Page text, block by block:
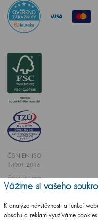
ČSN EN ISO
14001:2016
ČSN EN ISO
9001:2016
Vážíme si vašeho
K analýze návštěvnosti a funkcí
obsahu a reklam využíváme